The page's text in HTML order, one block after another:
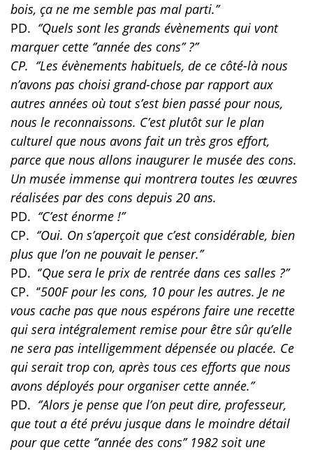
bois, ça ne me semble pas mal parti.’’
PD. ‘’Quels sont les grands évènements qui vont
marquer cette ‘’année des cons’’ ?’’
CP. ‘’Les évènements habituels, de ce côté-là nous
n’avons pas choisi grand-chose par rapport aux
autres années où tout s’est bien passé pour nous,
nous le reconnaissons. C’est plutôt sur le plan
culturel que nous avons fait un très gros effort,
parce que nous allons inaugurer le musée des cons.
Un musée immense qui montrera toutes les œuvres
réalisées par des cons depuis 20 ans.
PD. ‘’C’est énorme !’’
CP. ‘’Oui. On s’aperçoit que c’est considérable, bien
plus que l’on ne pouvait le penser.’’
PD. ‘’Que sera le prix de rentrée dans ces salles ?’’
CP. ‘’500F pour les cons, 10 pour les autres. Je ne
vous cache pas que nous espérons faire une recette
qui sera intégralement remise pour être sûr qu’elle
ne sera pas intelligemment dépensée ou placée. Ce
qui serait trop con, après tous ces efforts que nous
avons déployés pour organiser cette année.’’
PD. ‘’Alors je pense que l’on peut dire, professeur,
que tout a été prévu jusque dans le moindre détail
pour que cette ‘’année des cons’’ 1982 soit une